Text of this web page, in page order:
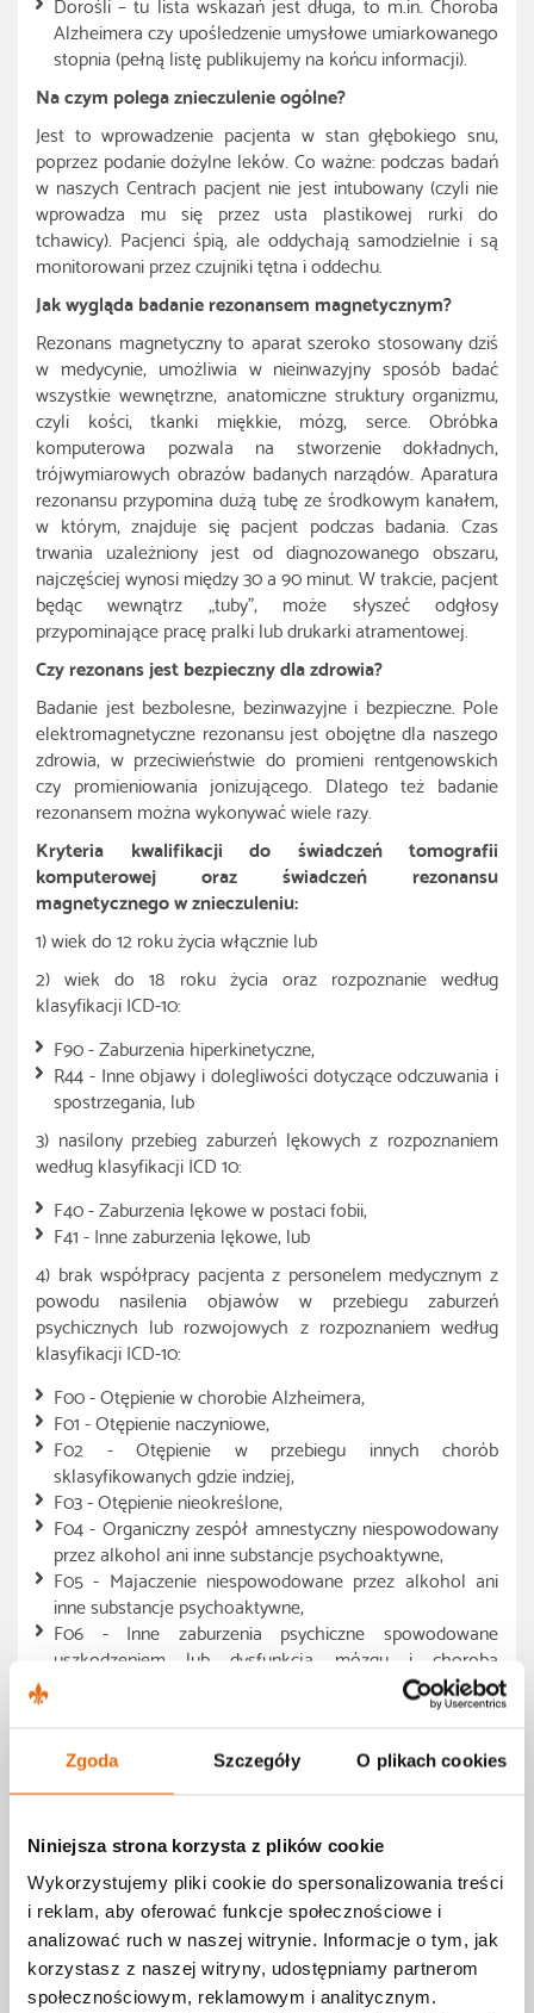
Zgoda Szczegóły O plikach cookies
Niniejsza strona korzysta z plików cookie
Wykorzystujemy pliki cookie do spersonalizowania treści
i reklam, aby oferować funkcje społecznościowe i
analizować ruch w naszej witrynie. Informacje o tym, jak
korzystasz z naszej witryny, udostępniamy partnerom
społecznościowym, reklamowym i analitycznym.
Alzheimera czy upośledzenie umysłowe umiarkowanego
stopnia (pełną listę publikujemy na końcu informacji).
Na czym polega znieczulenie ogólne?
Jest to wprowadzenie pacjenta w stan głębokiego snu,
poprzez podanie dożylne leków. Co ważne: podczas badań
w naszych Centrach pacjent nie jest intubowany (czyli nie
wprowadza mu się przez usta plastikowej rurki do
tchawicy). Pacjenci śpią, ale oddychają samodzielnie i są
monitorowani przez czujniki tętna i oddechu.
Jak wygląda badanie rezonansem magnetycznym?
Rezonans magnetyczny to aparat szeroko stosowany dziś
w medycynie, umożliwia w nieinwazyjny sposób badać
wszystkie wewnętrzne, anatomiczne struktury organizmu,
czyli kości, tkanki miękkie, mózg, serce. Obróbka
komputerowa pozwala na stworzenie dokładnych,
trójwymiarowych obrazów badanych narządów. Aparatura
rezonansu przypomina dużą tubę ze środkowym kanałem,
w którym, znajduje się pacjent podczas badania. Czas
trwania uzależniony jest od diagnozowanego obszaru,
najczęściej wynosi między 30 a 90 minut. W trakcie, pacjent
będąc wewnątrz „tuby”, może słyszeć odgłosy
przypominające pracę pralki lub drukarki atramentowej.
Czy rezonans jest bezpieczny dla zdrowia?
Badanie jest bezbolesne, bezinwazyjne i bezpieczne. Pole
elektromagnetyczne rezonansu jest obojętne dla naszego
zdrowia, w przeciwieństwie do promieni rentgenowskich
czy promieniowania jonizującego. Dlatego też badanie
rezonansem można wykonywać wiele razy.
Kryteria kwalifikacji do świadczeń tomografii
komputerowej oraz świadczeń rezonansu
magnetycznego w znieczuleniu:
1) wiek do 12 roku życia włącznie lub
2) wiek do 18 roku życia oraz rozpoznanie według
klasyfikacji ICD-10:
F90 - Zaburzenia hiperkinetyczne,
R44 - Inne objawy i dolegliwości dotyczące odczuwania i
spostrzegania, lub
3) nasilony przebieg zaburzeń lękowych z rozpoznaniem
według klasyfikacji ICD 10:
F40 - Zaburzenia lękowe w postaci fobii,
F41 - Inne zaburzenia lękowe, lub
4) brak współpracy pacjenta z personelem medycznym z
powodu nasilenia objawów w przebiegu zaburzeń
psychicznych lub rozwojowych z rozpoznaniem według
klasyfikacji ICD-10:
F00 - Otępienie w chorobie Alzheimera,
F01 - Otępienie naczyniowe,
F02 - Otępienie w przebiegu innych chorób
sklasyfikowanych gdzie indziej,
F03 - Otępienie nieokreślone,
F04 - Organiczny zespół amnestyczny niespowodowany
przez alkohol ani inne substancje psychoaktywne,
F05 - Majaczenie niespowodowane przez alkohol ani
inne substancje psychoaktywne,
F06 - Inne zaburzenia psychiczne spowodowane
uszkodzeniem lub dysfunkcja mózgu i choroba
F07 - Zaburzenia osobowości i zachowania
mózgu,
F20 - Schizofrenia,
F22 - Uporczywe zaburzenia urojeniowe,
F24 - Indukowane zaburzenie urojeniowe,
F25 - Zaburzenia schizoafektywne,
F28 - Inne nieorganiczne zaburzenia psychotyczne,
F29 - Nieokreślona psychoza nieorganiczna,
F30 - Epizod maniakalny,